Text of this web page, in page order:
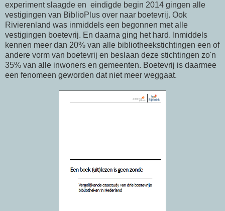
experiment slaagde en eindigde begin 2014 gingen alle
vestigingen van BiblioPlus over naar boetevrij. Ook
Rivierenland was inmiddels een begonnen met alle
vestigingen boetevrij. En daarna ging het hard. Inmiddels
kennen meer dan 20% van alle bibliotheekstichtingen een of
andere vorm van boetevrij en beslaan deze stichtingen zo'n
35% van alle inwoners en gemeenten. Boetevrij is daarmee
een fenomeen geworden dat niet meer weggaat.